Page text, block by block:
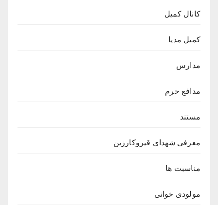
کانال کمیل
کمیل مدیا
مدارس
مدافع حرم
مستند
معرفی شهدای قیروکارزین
مناسبت ها
مولودی خوانی